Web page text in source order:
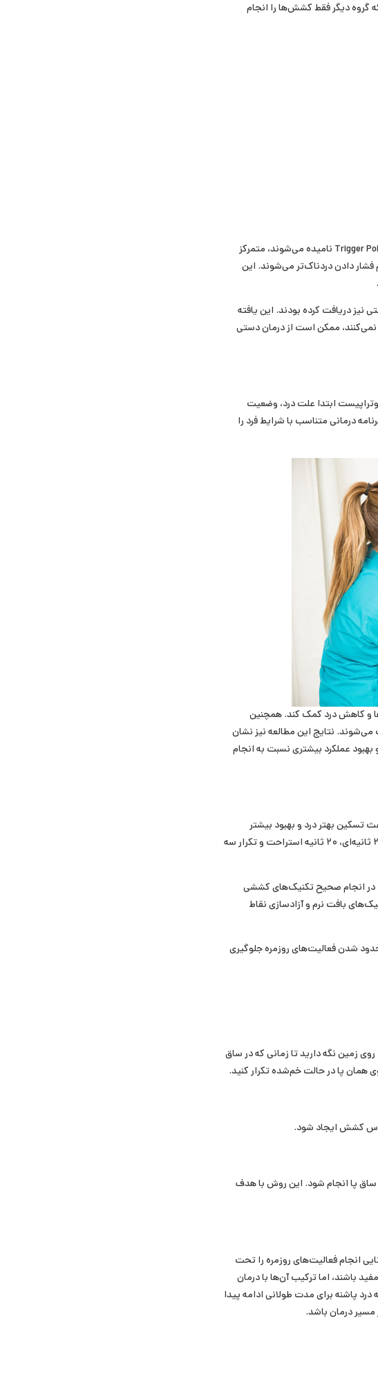
گروه دیگر فقط کشش‌ها را انجام
درمان انجام‌شده توسط فیزیوتراپیست بر درمان نقاط دردناک، که گاهی «نقاط ماشه‌ای» یا Trigger Points نامیده می‌شوند، متمرکز
دادن دردناک‌تر می‌شوند. این
نیز دریافت کرده بودند. این یافته
نمی‌کنند، ممکن است از درمان دستی
ابتدا علت درد، وضعیت
درمانی متناسب با شرایط فرد را
و کاهش درد کمک کند. همچنین
نتایج این مطالعه نیز نشان
عملکرد بیشتری نسبت به انجام
تسکین بهتر درد و بهبود بیشتر
عملکرد در طول ماه نخست درمان شد. سه کشش مورد استفاده در این مطالعه با نگه داشتن ۲۰ ثانیه‌ای، ۲۰ ثانیه استراحت و تکرار سه
در انجام صحیح تکنیک‌های کششی
بافت نرم و آزادسازی نقاط
شدن فعالیت‌های روزمره جلوگیری
زمین نگه دارید تا زمانی که در ساق
پا در حالت خم‌شده تکرار کنید.
کشش ایجاد شود.
ساق پا انجام شود. این روش با هدف
انجام فعالیت‌های روزمره را تحت
باشند، اما ترکیب آن‌ها با درمان
پاشنه برای مدت طولانی ادامه پیدا
مسیر درمان باشد.